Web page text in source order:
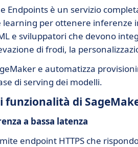
Endpoints è un servizio
per ottenere inferenze
e sviluppatori che devono
di frodi, la
e automatizza
di serving dei modelli.
di
a bassa latenza
endpoint HTTPS che